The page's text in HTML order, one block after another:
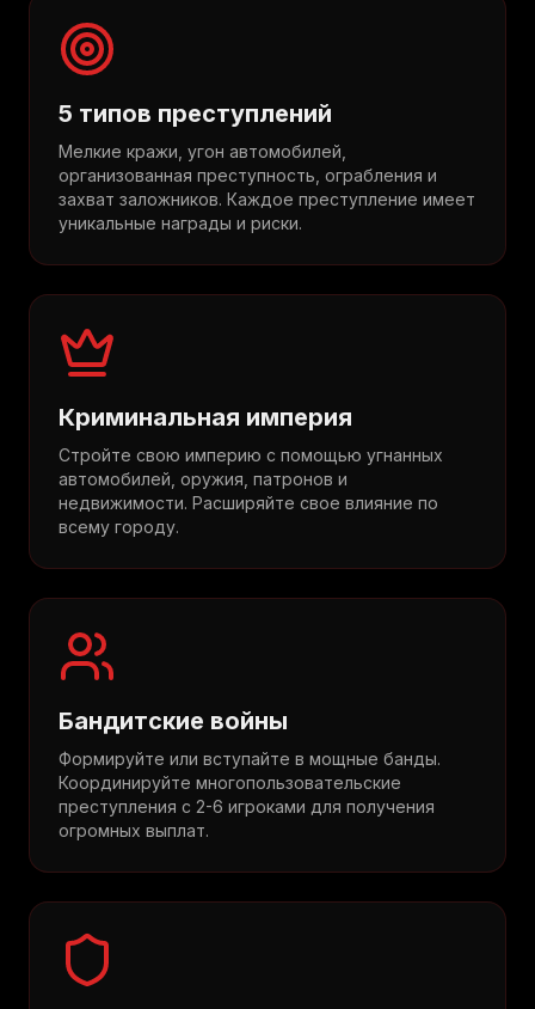
5 типов преступлений
Мелкие кражи, угон автомобилей,
организованная преступность, ограбления и
захват заложников. Каждое преступление имеет
уникальные награды и риски.
Криминальная империя
Стройте свою империю с помощью угнанных
автомобилей, оружия, патронов и
недвижимости. Расширяйте свое влияние по
всему городу.
Бандитские войны
Формируйте или вступайте в мощные банды.
Координируйте многопользовательские
преступления с 2-6 игроками для получения
огромных выплат.